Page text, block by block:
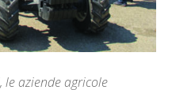
aziende agricole